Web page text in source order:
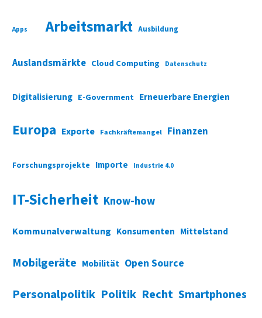
Apps Arbeitsmarkt Ausbildung
Auslandsmärkte Cloud Computing Datenschutz
Digitalisierung E-Government Erneuerbare Energien
Europa Exporte Fachkräftemangel Finanzen
Forschungsprojekte Importe Industrie 4.0
IT-Sicherheit Know-how
Kommunalverwaltung Konsumenten Mittelstand
Mobilgeräte Mobilität Open Source
Personalpolitik Politik Recht Smartphones